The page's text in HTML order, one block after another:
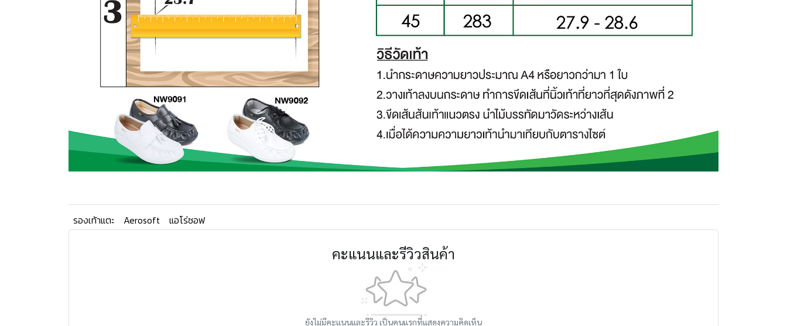
รองเท้าแตะ Aerosoft แอโร่ซอฟ
คะแนนและรีวิวสินค้า
ยังไม่มีคะแนนและรีวิว เป็นคนแรกที่แสดงความคิดเห็น